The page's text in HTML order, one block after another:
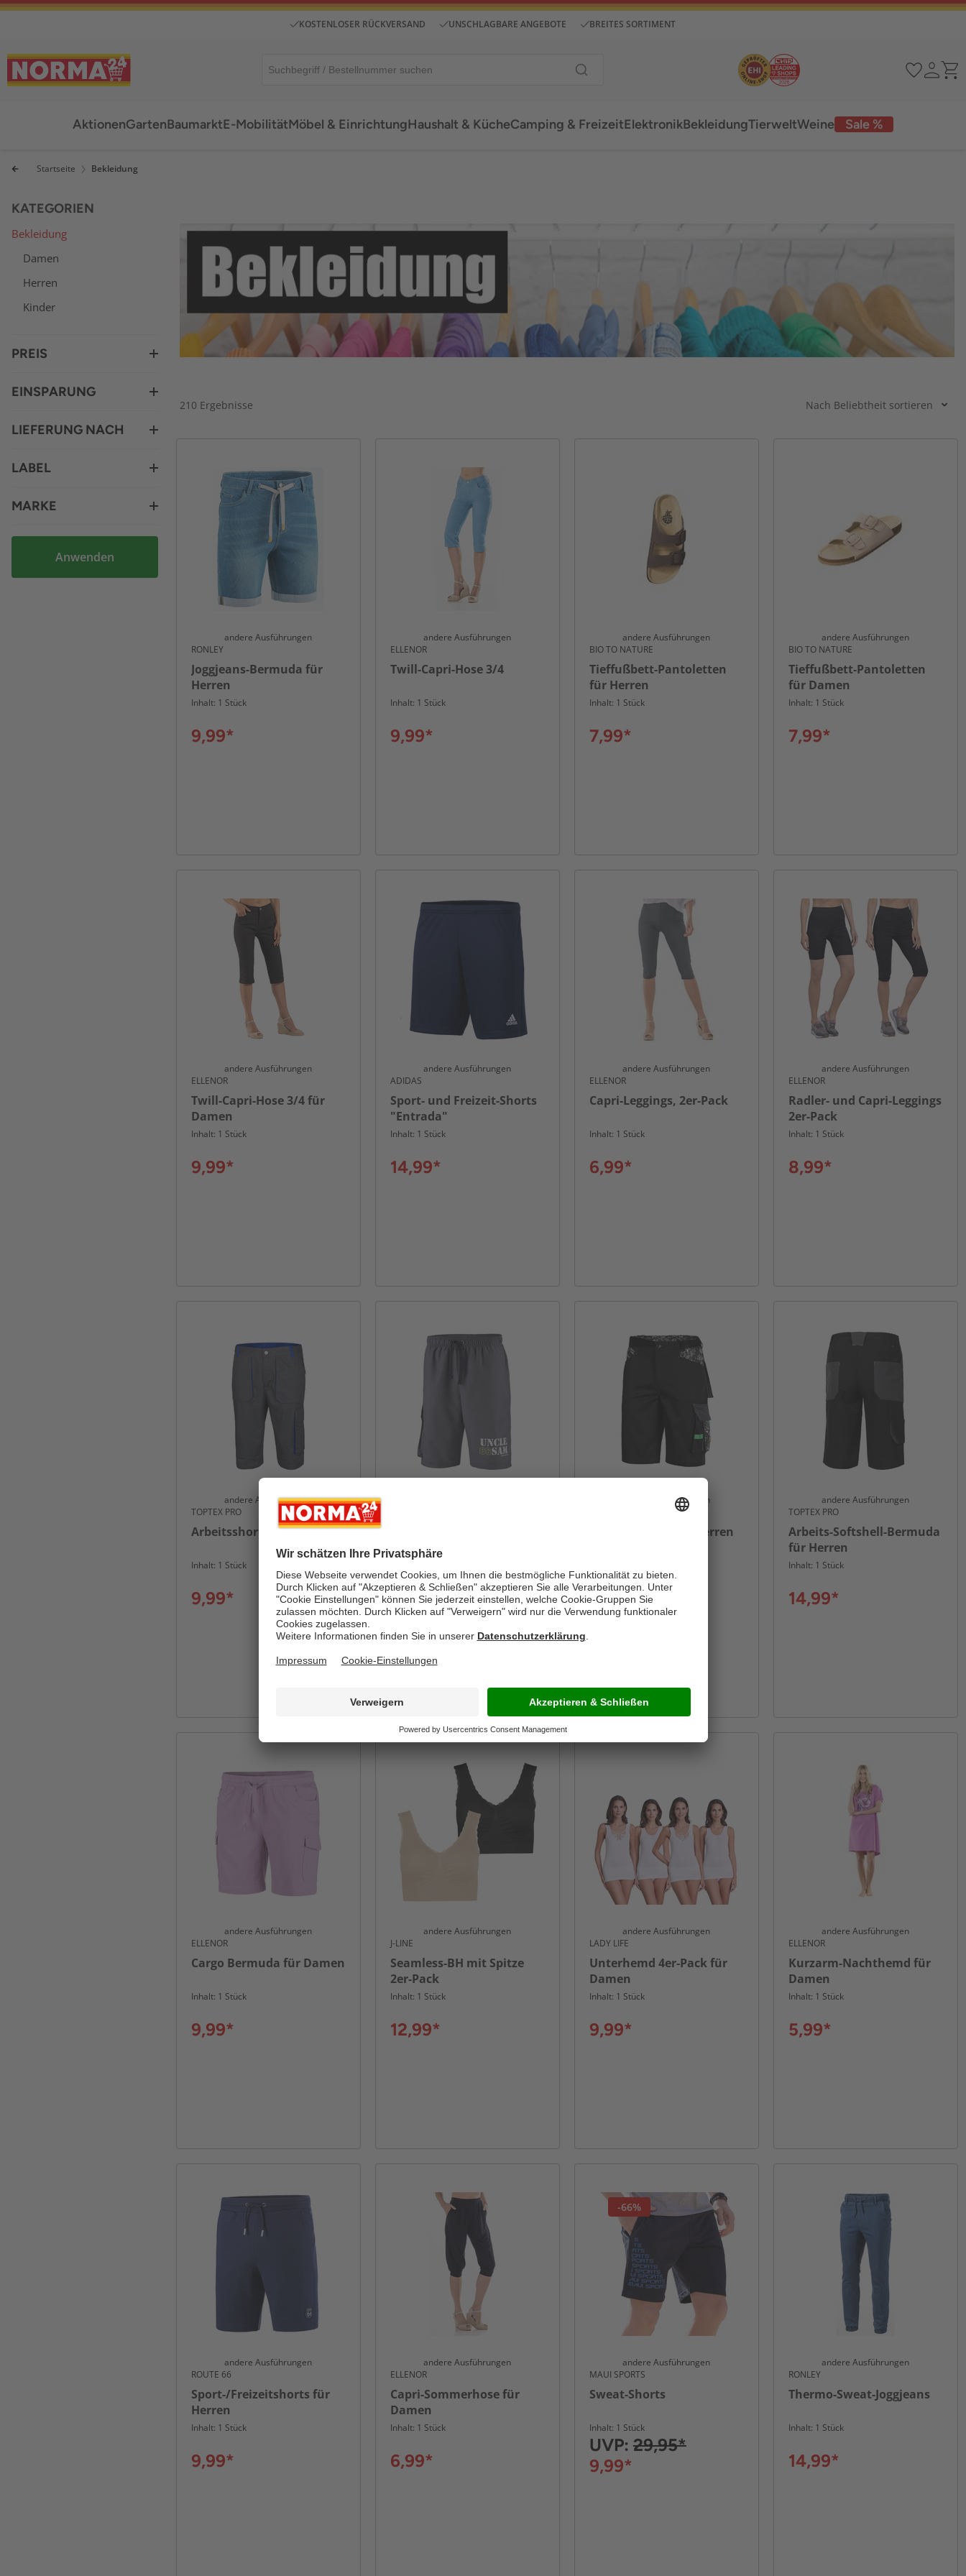
KOSTENLOSER RÜCKVERSAND UNSCHLAGBARE ANGEBOTE BREITES SORTIMENT
AktionenGartenBaumarktE-MobilitätMöbel & EinrichtungHaushalt & KücheCamping & Freizeit Sale %
ElektronikBekleidungTierweltWeine
Startseite Bekleidung
KATEGORIEN
Bekleidung
Damen
Herren
Kinder
PREIS
EINSPARUNG
LIEFERUNG NACH
LABEL
MARKE
Anwenden
210 Ergebnisse Nach Beliebtheit sortieren
andere Ausführungen
RONLEY
Joggjeans-Bermuda für
Herren
Inhalt: 1 Stück
9,99*
andere Ausführungen
ELLENOR
Twill-Capri-Hose 3/4
Inhalt: 1 Stück
9,99*
andere Ausführungen
BIO TO NATURE
Tieffußbett-Pantoletten
für Herren
Inhalt: 1 Stück
7,99*
andere Ausführungen
BIO TO NATURE
Tieffußbett-Pantoletten
für Damen
Inhalt: 1 Stück
7,99*
andere Ausführungen
ELLENOR
Twill-Capri-Hose 3/4 für
Damen
Inhalt: 1 Stück
9,99*
andere Ausführungen
ADIDAS
Sport- und Freizeit-Shorts
"Entrada"
Inhalt: 1 Stück
14,99*
andere Ausführungen
ELLENOR
Capri-Leggings, 2er-Pack
Inhalt: 1 Stück
6,99*
andere Ausführungen
ELLENOR
Radler- und Capri-Leggings
2er-Pack
Inhalt: 1 Stück
8,99*
andere Ausführungen
TOPTEX PRO
Arbeitsshorts für Herren
Inhalt: 1 Stück
9,99*
für Herren
11,99*
andere Ausführungen
Arbeits-Shorts für Herren
9,99*
andere Ausführungen
TOPTEX PRO
Arbeits-Softshell-Bermuda
für Herren
Inhalt: 1 Stück
14,99*
andere Ausführungen
ELLENOR
Cargo Bermuda für Damen
Inhalt: 1 Stück
9,99*
andere Ausführungen
J-LINE
Seamless-BH mit Spitze
2er-Pack
Inhalt: 1 Stück
12,99*
andere Ausführungen
LADY LIFE
Unterhemd 4er-Pack für
Damen
Inhalt: 1 Stück
9,99*
andere Ausführungen
ELLENOR
Kurzarm-Nachthemd für
Damen
Inhalt: 1 Stück
5,99*
andere Ausführungen
ROUTE 66
Sport-/Freizeitshorts für
Herren
Inhalt: 1 Stück
9,99*
andere Ausführungen
ELLENOR
Capri-Sommerhose für
Damen
Inhalt: 1 Stück
6,99*
-66%
andere Ausführungen
MAUI SPORTS
Sweat-Shorts
Inhalt: 1 Stück
UVP: 29,95*
9,99*
andere Ausführungen
RONLEY
Thermo-Sweat-Joggjeans
Inhalt: 1 Stück
14,99*